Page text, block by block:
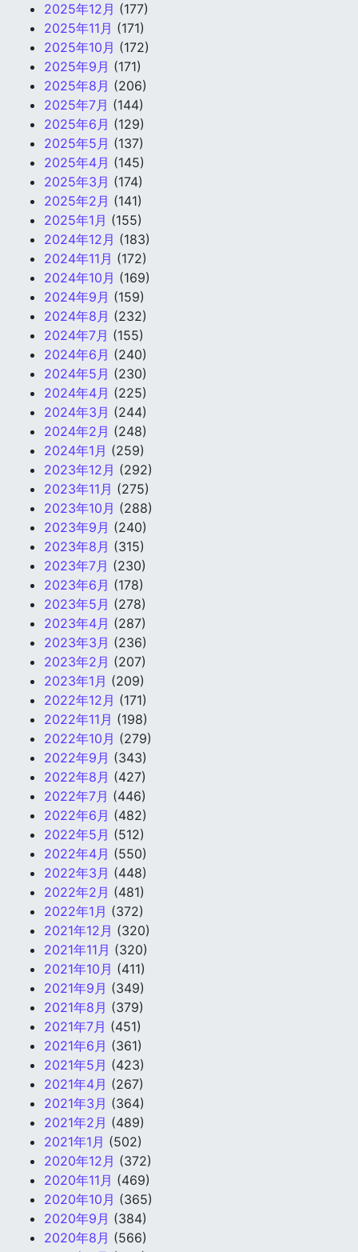
2025年12月 (177)
2025年11月 (171)
2025年10月 (172)
2025年9月 (171)
2025年8月 (206)
2025年7月 (144)
2025年6月 (129)
2025年5月 (137)
2025年4月 (145)
2025年3月 (174)
2025年2月 (141)
2025年1月 (155)
2024年12月 (183)
2024年11月 (172)
2024年10月 (169)
2024年9月 (159)
2024年8月 (232)
2024年7月 (155)
2024年6月 (240)
2024年5月 (230)
2024年4月 (225)
2024年3月 (244)
2024年2月 (248)
2024年1月 (259)
2023年12月 (292)
2023年11月 (275)
2023年10月 (288)
2023年9月 (240)
2023年8月 (315)
2023年7月 (230)
2023年6月 (178)
2023年5月 (278)
2023年4月 (287)
2023年3月 (236)
2023年2月 (207)
2023年1月 (209)
2022年12月 (171)
2022年11月 (198)
2022年10月 (279)
2022年9月 (343)
2022年8月 (427)
2022年7月 (446)
2022年6月 (482)
2022年5月 (512)
2022年4月 (550)
2022年3月 (448)
2022年2月 (481)
2022年1月 (372)
2021年12月 (320)
2021年11月 (320)
2021年10月 (411)
2021年9月 (349)
2021年8月 (379)
2021年7月 (451)
2021年6月 (361)
2021年5月 (423)
2021年4月 (267)
2021年3月 (364)
2021年2月 (489)
2021年1月 (502)
2020年12月 (372)
2020年11月 (469)
2020年10月 (365)
2020年9月 (384)
2020年8月 (566)